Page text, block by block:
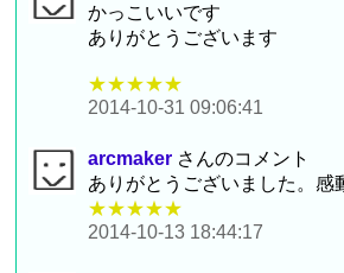
かっこいいです
ありがとうございます
★★★★★
2014-10-31 09:06:41
arcmaker さんのコメント
ありがとうございました。感
★★★★★
2014-10-13 18:44:17